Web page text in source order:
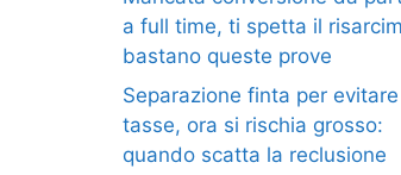
a full time, ti spetta il
bastano queste prove
Separazione finta per
tasse, ora si rischia grosso:
quando scatta la reclusione